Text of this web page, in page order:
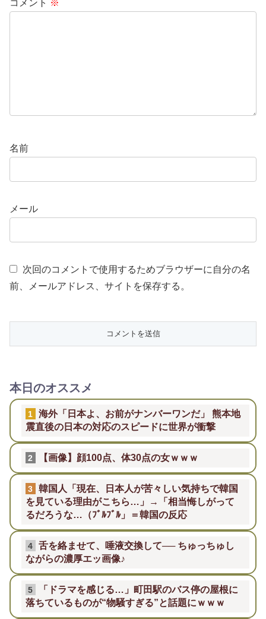
コメント ※
名前
メール
次回のコメントで使用するためブラウザーに自分の名
前、メールアドレス、サイトを保存する。
本日のオススメ
1
海外「日本よ、お前がナンバーワンだ」 熊本地
震直後の日本の対応のスピードに世界が衝撃
2 【画像】顔100点、体30点の女ｗｗｗ
3
韓国人「現在、日本人が苦々しい気持ちで韓国
を見ている理由がこちら…」→「相当悔しがって
るだろうな…（ﾌﾞﾙﾌﾞﾙ」＝韓国の反応
4
舌を絡ませて、唾液交換して── ちゅっちゅし
ながらの濃厚エッ画像♪
5
「ドラマを感じる…」町田駅のバス停の屋根に
落ちているものが“物騒すぎる”と話題にｗｗｗ